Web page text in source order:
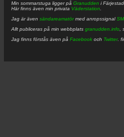
Min sommarstuga ligger på Granudden i
Här finns även min privata Väderstation
Jag är även sändareamatörmed anropssignal
Allt publiceras på min webbplats granudden.info
Jag finns förstås även på Facebook och Twitter.